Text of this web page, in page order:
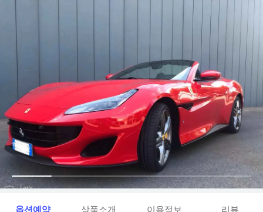
옵션예약 상품소개 이용정보 리뷰